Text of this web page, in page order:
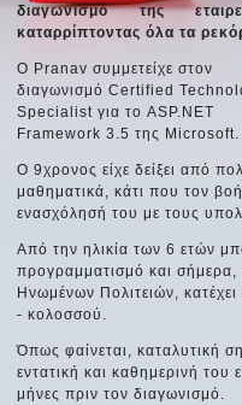
διαγωνισμό της
καταρρίπτοντας όλα τα
Ο Pranav συμμετείχε στον
διαγωνισμό Certified
Specialist για το ASP.NET
Framework 3.5 της Microsoft.
Ο 9χρονος είχε δείξει από
μαθηματικά, κάτι που τον
ενασχόλησή του με τους
Από την ηλικία των 6 ετών
προγραμματισμό και σήμερα,
Ηνωμένων Πολιτειών,
- κολοσσού.
Όπως φαίνεται, καταλυτική
εντατική και καθημερινή
μήνες πριν τον διαγωνισμό.